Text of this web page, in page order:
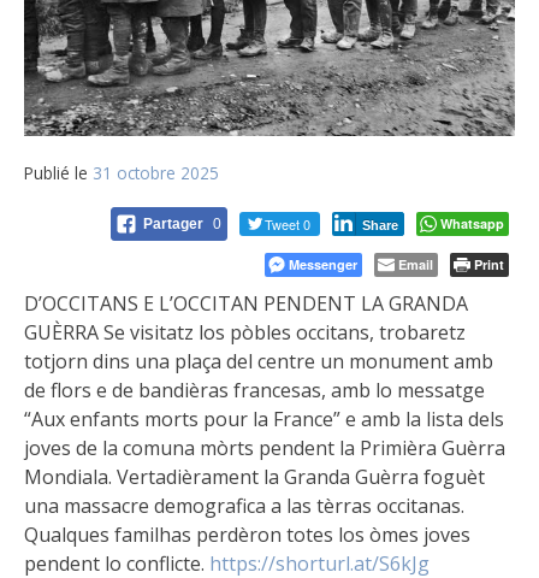
Publié le 31 octobre 2025
Partager 0 Tweet 0 Share Whatsapp
Messenger Email Print
D’OCCITANS E L’OCCITAN PENDENT LA GRANDA
GUÈRRA Se visitatz los pòbles occitans, trobaretz
totjorn dins una plaça del centre un monument amb
de flors e de bandièras francesas, amb lo messatge
“Aux enfants morts pour la France” e amb la lista dels
joves de la comuna mòrts pendent la Primièra Guèrra
Mondiala. Vertadièrament la Granda Guèrra foguèt
una massacre demografica a las tèrras occitanas.
Qualques familhas perdèron totes los òmes joves
pendent lo conflicte. https://shorturl.at/S6kJg